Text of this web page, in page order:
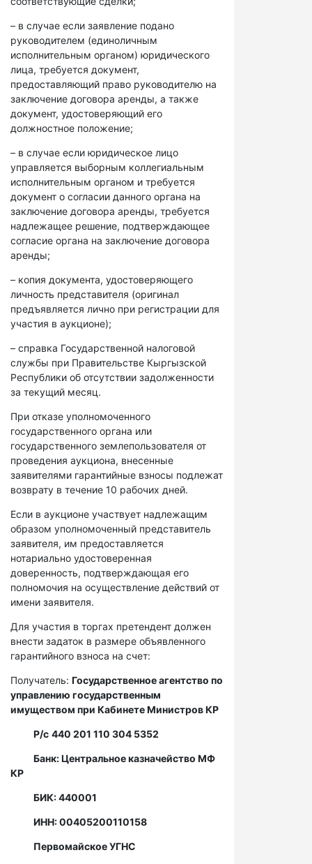
– в случае если заявление подано
руководителем (единоличным
исполнительным органом) юридического
лица, требуется документ,
предоставляющий право руководителю на
заключение договора аренды, а также
документ, удостоверяющий его
должностное положение;
– в случае если юридическое лицо
управляется выборным коллегиальным
исполнительным органом и требуется
документ о согласии данного органа на
заключение договора аренды, требуется
надлежащее решение, подтверждающее
согласие органа на заключение договора
аренды;
– копия документа, удостоверяющего
личность представителя (оригинал
предъявляется лично при регистрации для
участия в аукционе);
– справка Государственной налоговой
службы при Правительстве Кыргызской
Республики об отсутствии задолженности
за текущий месяц.
При отказе уполномоченного
государственного органа или
государственного землепользователя от
проведения аукциона, внесенные
заявителями гарантийные взносы подлежат
возврату в течение 10 рабочих дней.
Если в аукционе участвует надлежащим
образом уполномоченный представитель
заявителя, им предоставляется
нотариально удостоверенная
доверенность, подтверждающая его
полномочия на осуществление действий от
имени заявителя.
Для участия в торгах претендент должен
внести задаток в размере объявленного
гарантийного взноса на счет:
Получатель: Государственное агентство по
управлению государственным
имуществом при Кабинете Министров КР
Р/с 440 201 110 304 5352
Банк: Центральное казначейство МФ
КР
БИК: 440001
ИНН: 00405200110158
Первомайское УГНС